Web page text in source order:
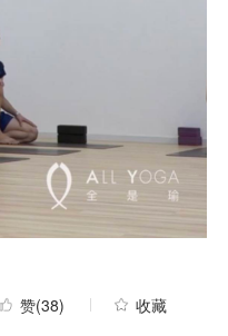
赞(38) 收藏